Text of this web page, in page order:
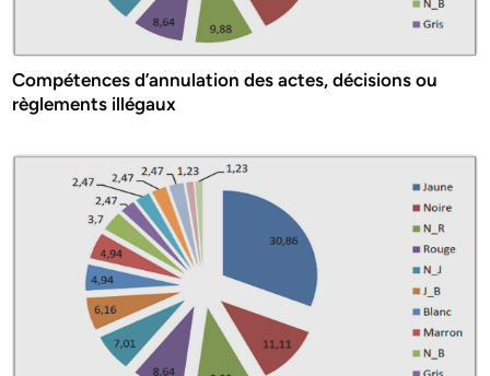
Compétences d’annulation des actes, décisions ou
règlements illégaux